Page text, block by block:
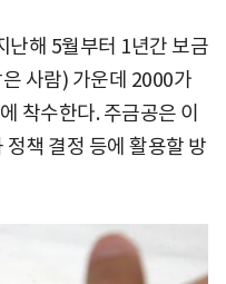
난해 5월부터 1년간 보금
사람) 가운데 2000가
착수한다. 주금공은 이
책 결정 등에 활용할 방